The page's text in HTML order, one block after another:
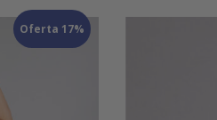
Oferta 17%